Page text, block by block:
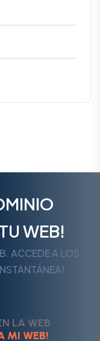
WEB!
ACCEDE A LOS
LA WEB
MI WEB!